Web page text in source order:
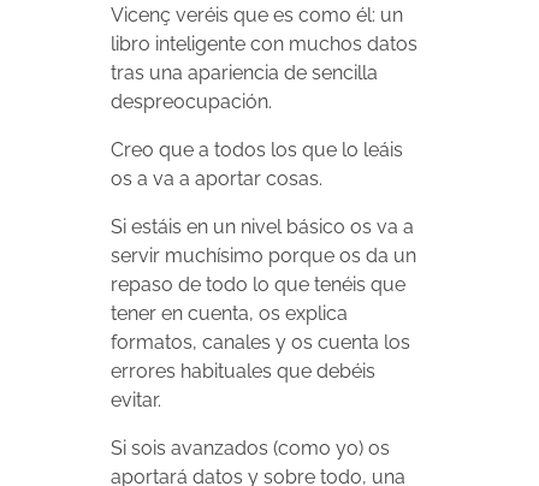
Vicenç veréis que es como él: un
libro inteligente con muchos datos
tras una apariencia de sencilla
despreocupación.
Creo que a todos los que lo leáis
os a va a aportar cosas.
Si estáis en un nivel básico os va a
servir muchísimo porque os da un
repaso de todo lo que tenéis que
tener en cuenta, os explica
formatos, canales y os cuenta los
errores habituales que debéis
evitar.
Si sois avanzados (como yo) os
aportará datos y sobre todo, una